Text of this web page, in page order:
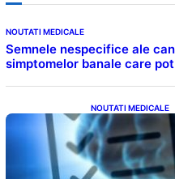
NOUTATI MEDICALE
Semnele nespecifice ale
simptomelor banale care
NOUTATI MEDICALE
Inteligența
ridicat care